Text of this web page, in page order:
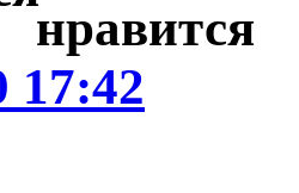
17:42